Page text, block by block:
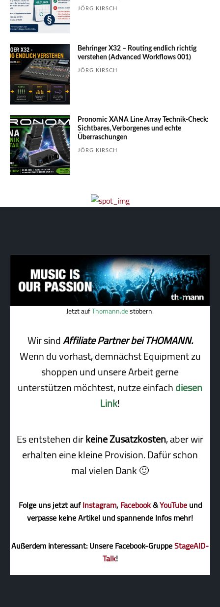
JÖRG KIRSCH
Behringer X32 – Routing endlich richtig
verstehen (Advanced Workflows 001)
JÖRG KIRSCH
Pronomic XANA Line Array Technik-Check:
Sichtbares, Verborgenes und echte
Überraschungen
JÖRG KIRSCH
Jetzt aufThomann.destöbern.
Wir sindAffiliate Partner bei THOMANN.
Wenn du vorhast, demnächst Equipment zu
shoppen und unsere Arbeit gerne
unterstützen möchtest, nutze einfachdiesen
Link!
Es entstehen dirkeine Zusatzkosten, aber wir
erhalten eine kleine Pro­vi­sion. Dafür schon
mal vielen Dank 🙂
Folge uns jetzt aufInstagram,Facebook&YouTubeund
verpasse keine Artikel und spannende Infos mehr!
Außerdem interessant: Unsere Facebook-GruppeStageAID-
Talk!